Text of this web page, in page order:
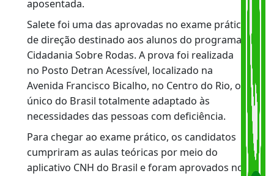
a iniciativa do Detran RJ.
"Vocês não imaginam o quanto estou feliz.
Estou realizando um sonho. Agora espero ser
mais independente e ter mais autonomia para
fazer minhas coisas. Achei o programa
maravilhoso. Os instrutores são excelentes e
muito atenciosos. Parabéns ao Detran pela
iniciativa. Se não fosse gratuito, eu não teria
condições de tirar minha CNH", destacou a
aposentada.